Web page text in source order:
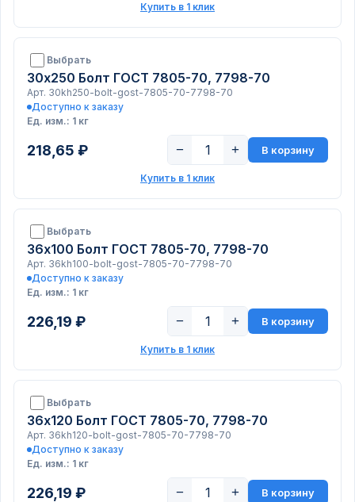
Купить в 1 клик
Выбрать
30х250 Болт ГОСТ 7805-70, 7798-70
Арт. 30kh250-bolt-gost-7805-70-7798-70
Доступно к заказу
Ед. изм.: 1 кг
218,65 ₽ − + В корзину
Купить в 1 клик
Выбрать
36х100 Болт ГОСТ 7805-70, 7798-70
Арт. 36kh100-bolt-gost-7805-70-7798-70
Доступно к заказу
Ед. изм.: 1 кг
226,19 ₽ − + В корзину
Купить в 1 клик
Выбрать
36х120 Болт ГОСТ 7805-70, 7798-70
Арт. 36kh120-bolt-gost-7805-70-7798-70
Доступно к заказу
Ед. изм.: 1 кг
226,19 ₽ − + В корзину